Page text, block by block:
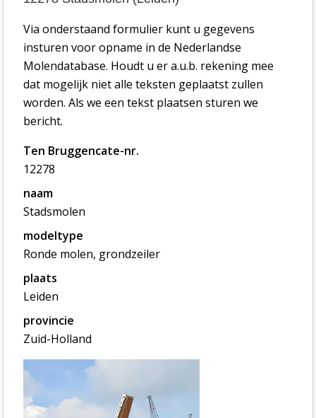
Via onderstaand formulier kunt u gegevens
insturen voor opname in de Nederlandse
Molendatabase. Houdt u er a.u.b. rekening mee
dat mogelijk niet alle teksten geplaatst zullen
worden. Als we een tekst plaatsen sturen we
bericht.
Ten Bruggencate-nr.
12278
naam
Stadsmolen
modeltype
Ronde molen, grondzeiler
plaats
Leiden
provincie
Zuid-Holland